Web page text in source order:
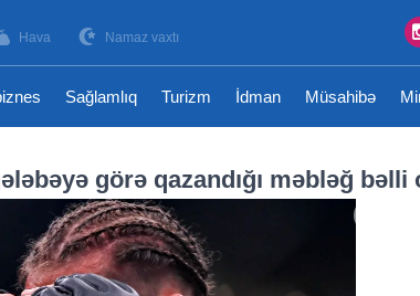
Hava Namaz vaxtı
Sağlamlıq Turizm İdman Müsahibə
görə qazandığı məbləğ bəlli